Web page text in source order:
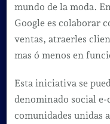
mundo de la moda.
Google es colaborar
ventas, atraerles
mas ó menos en
Esta iniciativa se
denominado social
comunidades unidas